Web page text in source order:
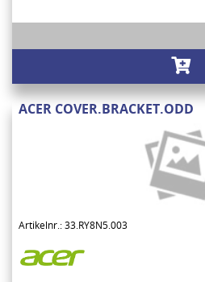
ACER COVER.BRACKET.ODD
Artikelnr.: 33.RY8N5.003